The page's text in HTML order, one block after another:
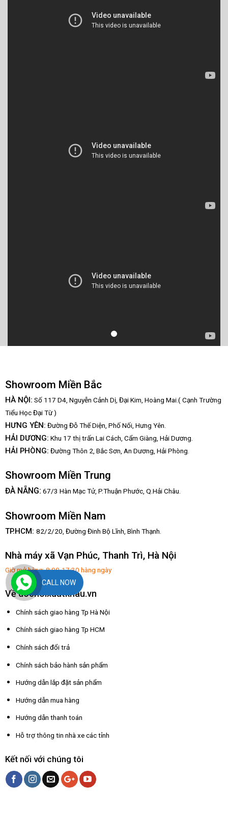
Showroom Miền Bắc
HÀ NỘI: Số 117 D4, Nguyễn Cảnh Dị, Đại Kim, Hoàng Mai.( Cạnh Trường
Tiểu Học Đại Từ )
HƯNG YÊN: Đường Đỗ Thế Diện, Phố Nối, Hưng Yên.
HẢI DƯƠNG: Khu 17 thị trấn Lai Cách, Cẩm Giàng, Hải Dương.
HẢI PHÒNG: Đường Thôn 2, Bắc Sơn, An Dương, Hải Phòng.
Showroom Miền Trung
ĐÀ NẴNG: 67/3 Hàn Mạc Tử, P.Thuận Phước, Q.Hải Châu.
Showroom Miền Nam
TP.HCM: 82/2/20, Đường Đinh Bộ Lĩnh, Bình Thạnh.
Nhà máy xã Vạn Phúc, Thanh Trì, Hà Nội
Giờ mở hàng: 8:00-17:30 hàng ngày
Về dochoixuatkhau.vn
Chính sách giao hàng Tp Hà Nội
Chính sách giao hàng Tp HCM
Chính sách đổi trả
Chính sách bảo hành sản phẩm
Hướng dẫn lắp đặt sản phẩm
Hướng dẫn mua hàng
Hướng dẫn thanh toán
Hỗ trợ thông tin nhà xe các tỉnh
Kết nối với chúng tôi
CALL NOW